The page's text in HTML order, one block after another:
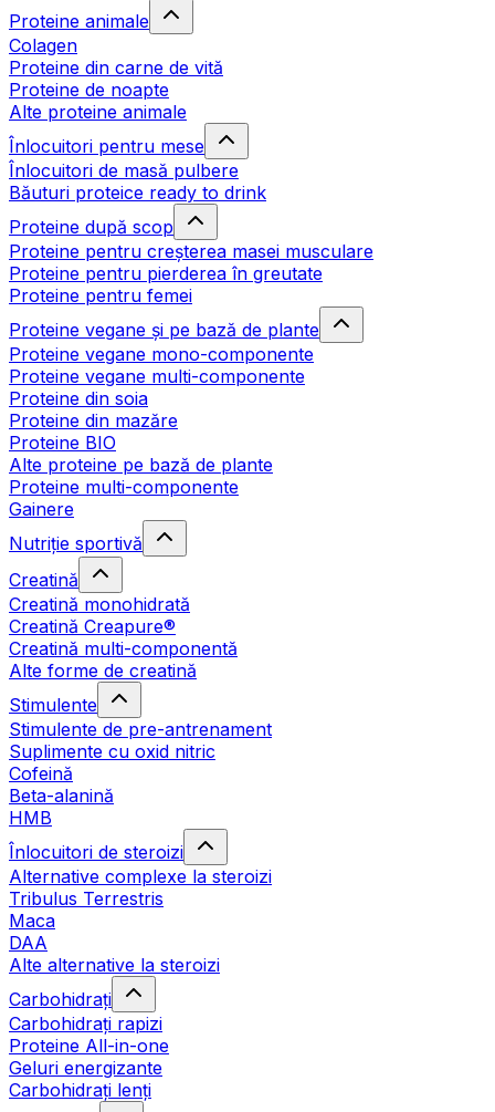
Proteine animale
Colagen
Proteine din carne de vită
Proteine de noapte
Alte proteine animale
Înlocuitori pentru mese
Înlocuitori de masă pulbere
Băuturi proteice ready to drink
Proteine după scop
Proteine pentru creșterea masei musculare
Proteine pentru pierderea în greutate
Proteine pentru femei
Proteine vegane și pe bază de plante
Proteine vegane mono-componente
Proteine vegane multi-componente
Proteine din soia
Proteine din mazăre
Proteine BIO
Alte proteine pe bază de plante
Proteine multi-componente
Gainere
Nutriție sportivă
Creatină
Creatină monohidrată
Creatină Creapure®
Creatină multi-componentă
Alte forme de creatină
Stimulente
Stimulente de pre-antrenament
Suplimente cu oxid nitric
Cofeină
Beta-alanină
HMB
Înlocuitori de steroizi
Alternative complexe la steroizi
Tribulus Terrestris
Maca
DAA
Alte alternative la steroizi
Carbohidrați
Carbohidrați rapizi
Proteine All-in-one
Geluri energizante
Carbohidrați lenți